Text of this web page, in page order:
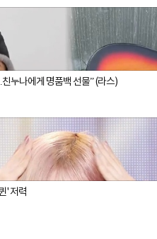
누나에게 명품백 선물” (라스)
' 저력